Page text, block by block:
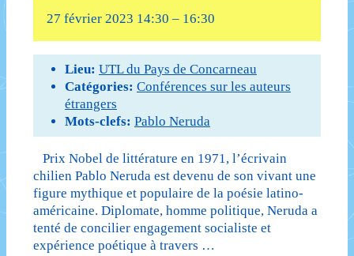
Mudwoman
de
Joyce
Carol
Oates
(UTL
de
Concarneau,
27 février 2023 14:30 – 16:30
Lieu: UTL du Pays de Concarneau
Catégories: Conférences sur les auteurs
étrangers
Mots-clefs: Pablo Neruda
Prix Nobel de littérature en 1971, l’écrivain
chilien Pablo Neruda est devenu de son vivant une
figure mythique et populaire de la poésie latino-
américaine. Diplomate, homme politique, Neruda a
tenté de concilier engagement socialiste et
expérience poétique à travers …